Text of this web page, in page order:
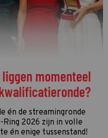
momenteel
én de streamingronde
Ring 2026 zijn in volle
én enige tussenstand!